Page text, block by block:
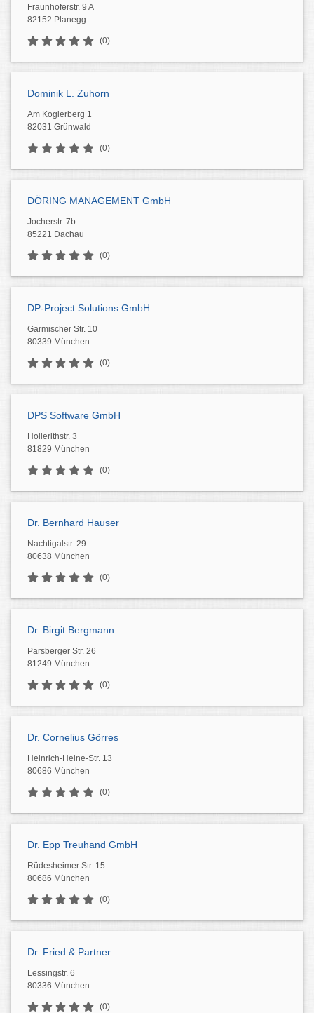
Fraunhoferstr. 9 A
82152 Planegg
(0)
Dominik L. Zuhorn
Am Koglerberg 1
82031 Grünwald
(0)
DÖRING MANAGEMENT GmbH
Jocherstr. 7b
85221 Dachau
(0)
DP-Project Solutions GmbH
Garmischer Str. 10
80339 München
(0)
DPS Software GmbH
Hollerithstr. 3
81829 München
(0)
Dr. Bernhard Hauser
Nachtigalstr. 29
80638 München
(0)
Dr. Birgit Bergmann
Parsberger Str. 26
81249 München
(0)
Dr. Cornelius Görres
Heinrich-Heine-Str. 13
80686 München
(0)
Dr. Epp Treuhand GmbH
Rüdesheimer Str. 15
80686 München
(0)
Dr. Fried & Partner
Lessingstr. 6
80336 München
(0)